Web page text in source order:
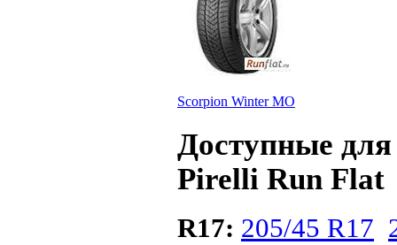
Scorpion Winter MO
Доступные
Pirelli Run Flat
R17: 205/45 R17